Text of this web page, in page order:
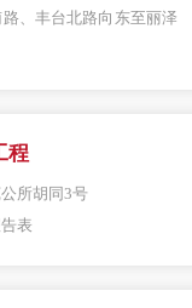
、丰台北路向东至丽泽
程
所胡同3号
表